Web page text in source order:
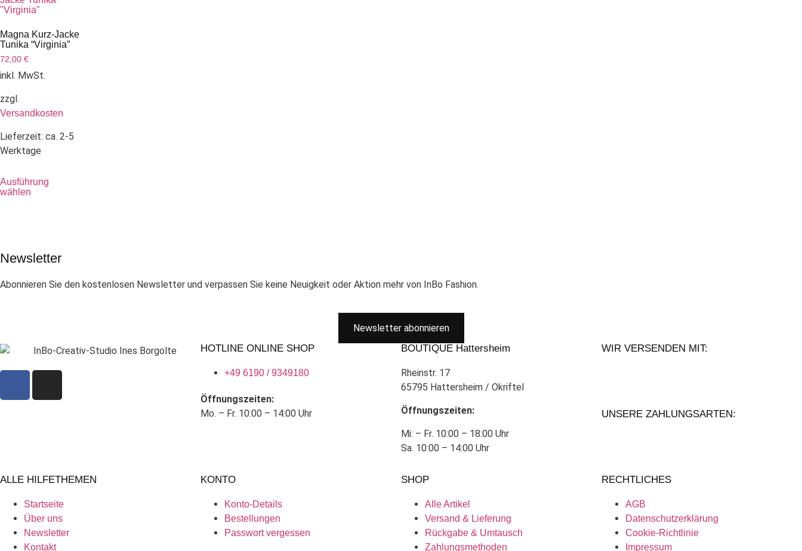
Magna Kurz-Jacke
Tunika “Virginia”
72,00 €
inkl. MwSt.
zzgl.
Versandkosten
Lieferzeit: ca. 2-5
Werktage
Ausführung
wählen
Newsletter
Abonnieren Sie den kostenlosen Newsletter und verpassen Sie keine Neuigkeit oder Aktion mehr von InBo Fashion.
Newsletter abonnieren
HOTLINE ONLINE SHOP
+49 6190 / 9349180
Öffnungszeiten:
Mo. – Fr. 10:00 – 14:00 Uhr
BOUTIQUE Hattersheim
Rheinstr. 17
65795 Hattersheim / Okriftel
Öffnungszeiten:
Mi: – Fr. 10:00 – 18:00 Uhr
Sa. 10:00 – 14:00 Uhr
WIR VERSENDEN MIT:
UNSERE ZAHLUNGSARTEN:
ALLE HILFETHEMEN
Startseite
Über uns
Newsletter
Kontakt
KONTO
Konto-Details
Bestellungen
Passwort vergessen
SHOP
Alle Artikel
Versand & Lieferung
Rückgabe & Umtausch
Zahlungsmethoden
RECHTLICHES
AGB
Datenschutzerklärung
Cookie-Richtlinie
Impressum